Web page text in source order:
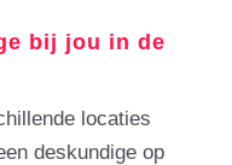
bij jou in de
locaties
deskundige op